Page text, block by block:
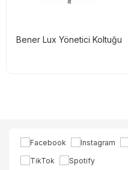
Bener Lux Yönetici Koltuğu